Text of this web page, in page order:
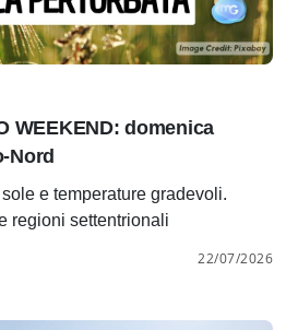
WEEKEND: domenica
Nord
e temperature gradevoli.
regioni settentrionali
22/07/2026